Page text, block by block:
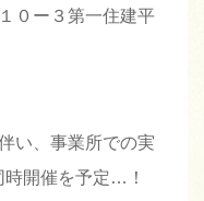
０ー３第一住建平
い、事業所での実
開催を予定…！